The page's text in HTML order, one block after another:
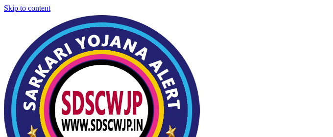
Skip to content